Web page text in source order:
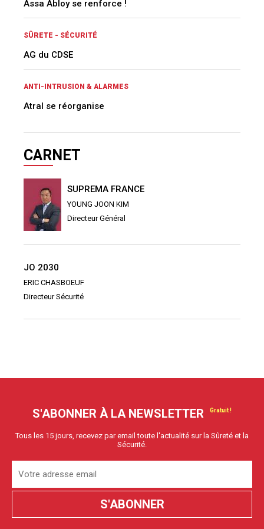
Assa Abloy se renforce !
SÛRETE - SÉCURITÉ
AG du CDSE
ANTI-INTRUSION & ALARMES
Atral se réorganise
CARNET
SUPREMA FRANCE
YOUNG JOON KIM
Directeur Général
JO 2030
ERIC CHASBOEUF
Directeur Sécurité
S'ABONNER À LA NEWSLETTER
Tous les 15 jours, recevez par email toute l'actualité sur la Sûreté et la
Sécurité.